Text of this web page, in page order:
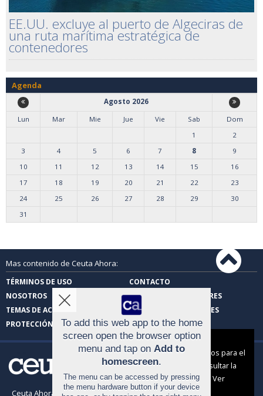
EE.UU. excluye al puerto de Algeciras de
una ruta marítima estratégica de
contenedores
Agenda
Agosto 2026
Lun
Mar Mie Jue Vie Sab
Dom
1
2
3
4 5 6 7 8
9
10
11 12 13 14 15
16
17
18 19 20 21 22
23
24
25 26 27 28 29
30
31
Mas contenido de Ceuta Ahora:
TÉRMINOS DE USO
CONTACTO
NOSOTROS
CARTAS DE LOS LECTORES
TEMAS DE ACTUALIDAD
FOTOS DE LOS LECTORES
PROTECCIÓN DE DATOS
Ceuta Ahora |Términos de uso|Protección de
To add this web app to the home
screen open the browser option
menu and tap on Add to
homescreen.
The menu can be accessed by pressing
the menu hardware button if your device
Aviso sobre el Uso de cookies:
Utilizamos cookies nuestras y de terceros para el
funcionamiento del digital. Puedes consultar la
lista de cookies y como desconectarlas.
Ver
nuestra Política de Privacidad y Cookies